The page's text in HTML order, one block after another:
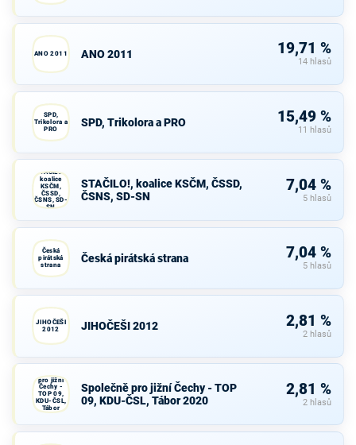
ANO 2011 ANO 2011 19,71 %
14 hlasů
SPD,
Trikolora a
PRO
SPD, Trikolora a PRO 15,49 %
11 hlasů
STAČILO!,
koalice
KSČM,
ČSSD,
ČSNS, SD-
SN
STAČILO!, koalice KSČM, ČSSD,
ČSNS, SD-SN
7,04 %
5 hlasů
Česká
pirátská
strana
Česká pirátská strana 7,04 %
5 hlasů
JIHOČEŠI
2012
JIHOČEŠI 2012 2,81 %
2 hlasů
pro jižní
Čechy -
TOP 09,
KDU-ČSL,
Tábor
2020
Společně pro jižní Čechy - TOP
09, KDU-ČSL, Tábor 2020
2,81 %
2 hlasů